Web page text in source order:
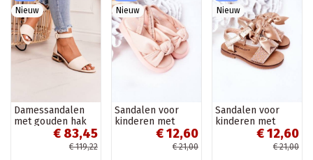
Nieuw
Damessandalen
met gouden hak
Laura Messi beige
€ 83,45
€ 119,22
Nieuw
Sandalen voor
kinderen met
drukknoopsluiting,
€ 12,60
€ 21,00
Nieuw
Sandalen voor
kinderen met
€ 12,60
€ 21,00